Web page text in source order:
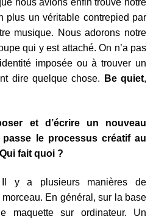
nous avions enfin trouvé notre
plus un véritable contrepied par
musique. Nous adorons notre
qui y est attaché. On n’a pas
imposée ou à trouver un
dire quelque chose.
Be quiet,
et d’écrire un nouveau
passe le processus créatif au
fait quoi ?
y a plusieurs manières de
En général, sur la base
maquette sur ordinateur. Un